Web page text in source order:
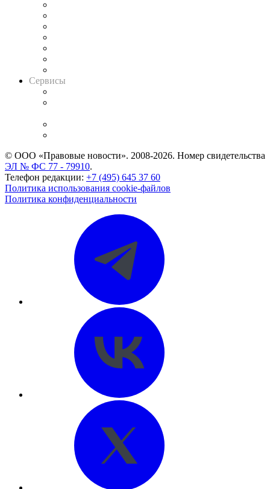
Сервисы
© ООО «Правовые новости». 2008-2026. Номер свидетельства
ЭЛ № ФС 77 - 79910.
Телефон редакции: +7 (495) 645 37 60
Политика использования cookie-файлов
Политика конфиденциальности